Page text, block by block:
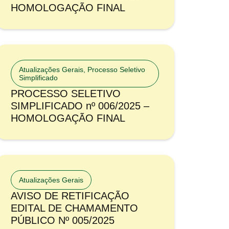
HOMOLOGAÇÃO FINAL
Atualizações Gerais Processo Seletivo
Simplificado
PROCESSO SELETIVO
SIMPLIFICADO nº 006/2025 –
HOMOLOGAÇÃO FINAL
Atualizações Gerais
AVISO DE RETIFICAÇÃO
EDITAL DE CHAMAMENTO
PÚBLICO Nº 005/2025